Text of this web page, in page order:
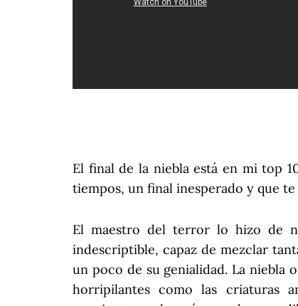
El final de la niebla está en mi top
tiempos, un final inesperado y que
El maestro del terror lo hizo de
indescriptible, capaz de mezclar
un poco de su genialidad. La niebla
horripilantes como las criaturas